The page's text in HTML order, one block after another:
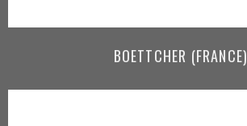
BOETTCHER (FRANCE)